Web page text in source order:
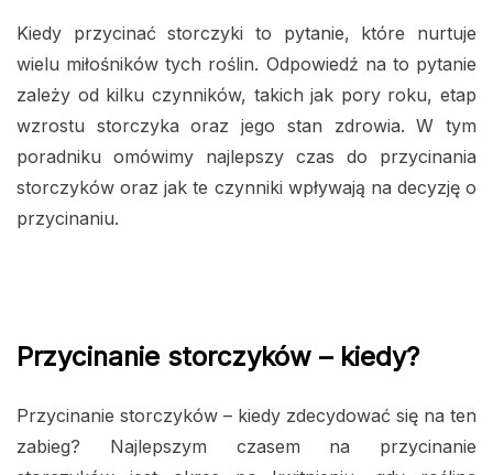
Kiedy przycinać storczyki to pytanie, które nurtuje
wielu miłośników tych roślin. Odpowiedź na to pytanie
zależy od kilku czynników, takich jak pory roku, etap
wzrostu storczyka oraz jego stan zdrowia. W tym
poradniku omówimy najlepszy czas do przycinania
storczyków oraz jak te czynniki wpływają na decyzję o
przycinaniu.
Przycinanie storczyków – kiedy?
Przycinanie storczyków – kiedy zdecydować się na ten
zabieg? Najlepszym czasem na przycinanie